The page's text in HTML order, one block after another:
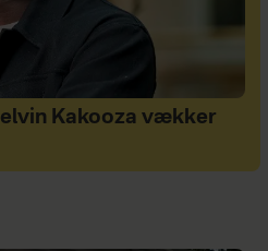
Kakooza vækker